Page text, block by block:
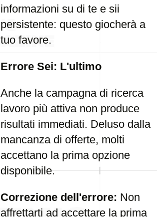
informazioni su di te e sii
persistente: questo giocherà a
tuo favore.
Errore Sei: L'ultimo
Anche la campagna di ricerca
lavoro più attiva non produce
risultati immediati. Deluso dalla
mancanza di offerte, molti
accettano la prima opzione
disponibile.
Correzione dell'errore: Non
affrettarti ad accettare la prima